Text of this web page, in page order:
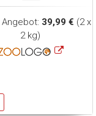
39,99 € (2 x
2 kg)